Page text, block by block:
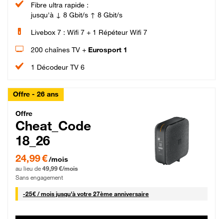
Fibre ultra rapide :
jusqu'à ↓ 8 Gbit/s ↑ 8 Gbit/s
Livebox 7 : Wifi 7 + 1 Répéteur Wifi 7
200 chaînes TV + Eurosport 1
1 Décodeur TV 6
Offre - 26 ans
Cheat_Code Fibre_18_26
Offre
Cheat_Code
18_26
24,99 € par mois pendant 0 mois puis 49,99 € par mois, Sans engagement
24,99 €/mois
au lieu de 49,99 €/mois
Sans engagement
-25€ / mois25 € par mois
jusqu'à votre 27ème anniversaire